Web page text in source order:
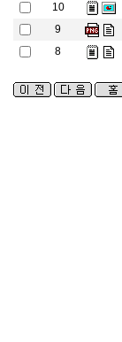
10
9
8